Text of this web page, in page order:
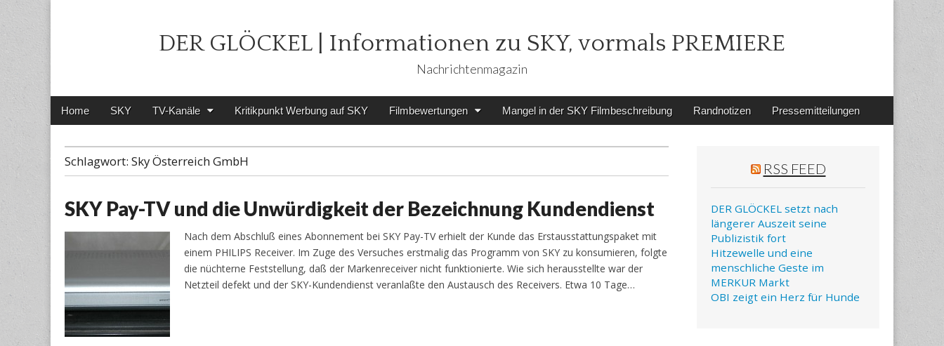
DER GLÖCKEL | Informationen zu SKY, vormals PREMIERE
Nachrichtenmagazin
Main
Skip
Home SKY TV-Kanäle Kritikpunkt Werbung auf SKY Filmbewertungen Mangel in der SKY Filmbeschreibung Randnotizen Pressemitteilungen
Schlagwort: Sky Österreich GmbH
SKY Pay-TV und die Unwürdigkeit der Bezeichnung Kundendienst
Nach dem Abschluß eines Abonnement bei SKY Pay-TV erhielt der Kunde das Erstausstattungspaket mit
einem PHILIPS Receiver. Im Zuge des Versuches erstmalig das Programm von SKY zu konsumieren, folgte
die nüchterne Feststellung, daß der Markenreceiver nicht funktionierte. Wie sich herausstellte war der
Netzteil defekt und der SKY-Kundendienst veranlaßte den Austausch des Receivers. Etwa 10 Tage…
RSS FEED
DER GLÖCKEL setzt nach
längerer Auszeit seine
Publizistik fort
Hitzewelle und eine
menschliche Geste im
MERKUR Markt
OBI zeigt ein Herz für Hunde